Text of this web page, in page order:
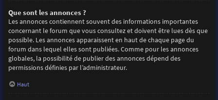
Que sont les annonces ?
Les annonces contiennent souvent des informations importantes
concernant le forum que vous consultez et doivent être lues dès que
possible. Les annonces apparaissent en haut de chaque page du
forum dans lequel elles sont publiées. Comme pour les annonces
globales, la possibilité de publier des annonces dépend des
permissions définies par l’administrateur.
Haut